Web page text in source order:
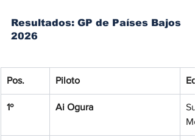
Resultados: GP de Países Bajos
2026
Pos. Piloto
1º Ai Ogura